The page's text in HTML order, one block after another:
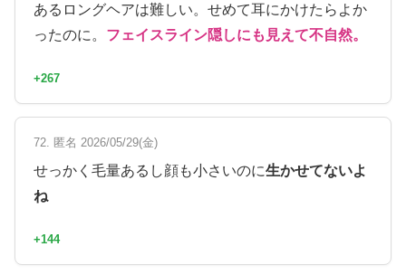
あるロングヘアは難しい。せめて耳にかけたらよか
ったのに。 フェイスライン隠しにも見えて不自然。
+267
72. 匿名 2026/05/29(金)
せっかく毛量あるし顔も小さいのに生かせてないよ
ね
+144